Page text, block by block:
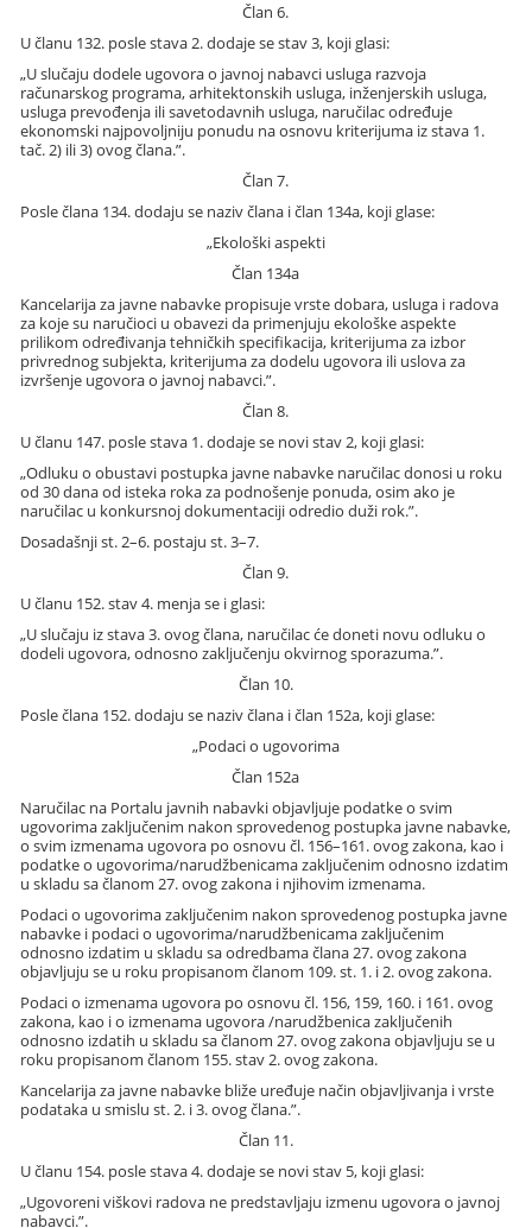
Član 6.
U članu 132. posle stava 2. dodaje se stav 3, koji glasi:
„U slučaju dodele ugovora o javnoj nabavci usluga razvoja
računarskog programa, arhitektonskih usluga, inženjerskih usluga,
usluga prevođenja ili savetodavnih usluga, naručilac određuje
ekonomski najpovoljniju ponudu na osnovu kriterijuma iz stava 1.
tač. 2) ili 3) ovog člana.”.
Član 7.
Posle člana 134. dodaju se naziv člana i član 134a, koji glase:
„Ekološki aspekti
Član 134a
Kancelarija za javne nabavke propisuje vrste dobara, usluga i radova
za koje su naručioci u obavezi da primenjuju ekološke aspekte
prilikom određivanja tehničkih specifikacija, kriterijuma za izbor
privrednog subjekta, kriterijuma za dodelu ugovora ili uslova za
izvršenje ugovora o javnoj nabavci.”.
Član 8.
U članu 147. posle stava 1. dodaje se novi stav 2, koji glasi:
„Odluku o obustavi postupka javne nabavke naručilac donosi u roku
od 30 dana od isteka roka za podnošenje ponuda, osim ako je
naručilac u konkursnoj dokumentaciji odredio duži rok.”.
Dosadašnji st. 2–6. postaju st. 3–7.
Član 9.
U članu 152. stav 4. menja se i glasi:
„U slučaju iz stava 3. ovog člana, naručilac će doneti novu odluku o
dodeli ugovora, odnosno zaključenju okvirnog sporazuma.”.
Član 10.
Posle člana 152. dodaju se naziv člana i član 152a, koji glase:
„Podaci o ugovorima
Član 152a
Naručilac na Portalu javnih nabavki objavljuje podatke o svim
ugovorima zaključenim nakon sprovedenog postupka javne nabavke,
o svim izmenama ugovora po osnovu čl. 156–161. ovog zakona, kao i
podatke o ugovorima/narudžbenicama zaključenim odnosno izdatim
u skladu sa članom 27. ovog zakona i njihovim izmenama.
Podaci o ugovorima zaključenim nakon sprovedenog postupka javne
nabavke i podaci o ugovorima/narudžbenicama zaključenim
odnosno izdatim u skladu sa odredbama člana 27. ovog zakona
objavljuju se u roku propisanom članom 109. st. 1. i 2. ovog zakona.
Podaci o izmenama ugovora po osnovu čl. 156, 159, 160. i 161. ovog
zakona, kao i o izmenama ugovora /narudžbenica zaključenih
odnosno izdatih u skladu sa članom 27. ovog zakona objavljuju se u
roku propisanom članom 155. stav 2. ovog zakona.
Kancelarija za javne nabavke bliže uređuje način objavljivanja i vrste
podataka u smislu st. 2. i 3. ovog člana.”.
Član 11.
U članu 154. posle stava 4. dodaje se novi stav 5, koji glasi:
„Ugovoreni viškovi radova ne predstavljaju izmenu ugovora o javnoj
nabavci.”.